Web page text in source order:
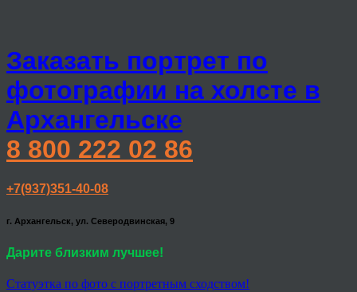
Заказать портрет по
фотографии на холсте в
Архангельске
8 800 222 02 86
+7(937)351-40-08
г. Архангельск, ул. Северодвинская, 9
Дарите близким лучшее!
Статуэтка по фото с портретным сходством!